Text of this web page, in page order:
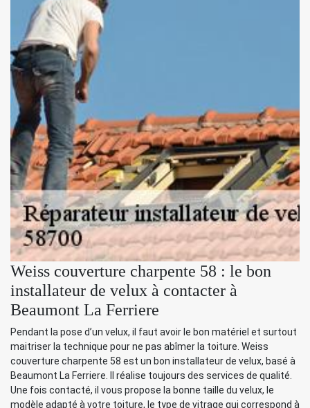
Weiss couverture charpente 58 : le bon
installateur de velux à contacter à
Beaumont La Ferriere
Pendant la pose d’un velux, il faut avoir le bon matériel et surtout
maitriser la technique pour ne pas abîmer la toiture. Weiss
couverture charpente 58 est un bon installateur de velux, basé à
Beaumont La Ferriere. Il réalise toujours des services de qualité.
Une fois contacté, il vous propose la bonne taille du velux, le
modèle adapté à votre toiture, le type de vitrage qui correspond à